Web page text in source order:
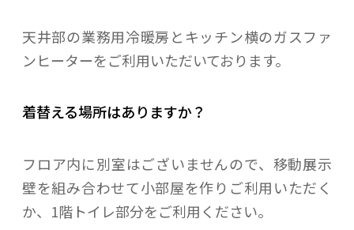
天井部の業務用冷暖房とキッチン横のガスファ
ンヒーターをご利用いただいております。
着替える場所はありますか？
フロア内に別室はございませんので、移動展示
壁を組み合わせて小部屋を作りご利用いただく
か、1階トイレ部分をご利用ください。